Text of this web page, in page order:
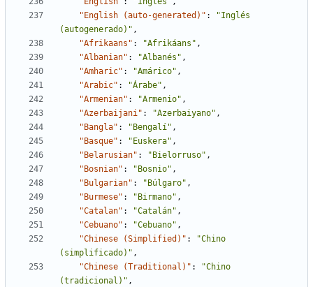
"English (auto-generated)" :
"Inglés
(autogenerado)" ,
"Afrikaans" : "Afrikáans" ,
"Albanian" : "Albanés" ,
"Amharic" : "Amárico" ,
"Arabic" : "Árabe" ,
"Armenian" : "Armenio" ,
"Azerbaijani" : "Azerbaiyano" ,
"Bangla" : "Bengalí" ,
"Basque" : "Euskera" ,
"Belarusian" : "Bielorruso" ,
"Bosnian" : "Bosnio" ,
"Bulgarian" : "Búlgaro" ,
"Burmese" : "Birmano" ,
"Catalan" : "Catalán" ,
"Cebuano" : "Cebuano" ,
"Chinese (Simplified)" :
"Chino
(simplificado)" ,
"Chinese (Traditional)" :
"Chino
(tradicional)" ,